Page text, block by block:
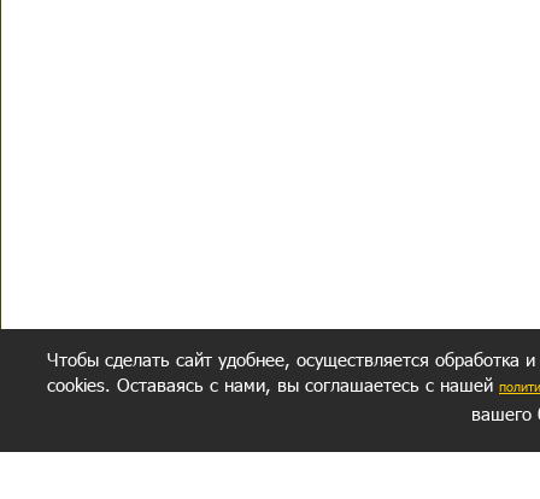
Чтобы сделать сайт удобнее, осуществляется обработка
cookies. Оставаясь с нами, вы соглашаетесь с нашей
вашего